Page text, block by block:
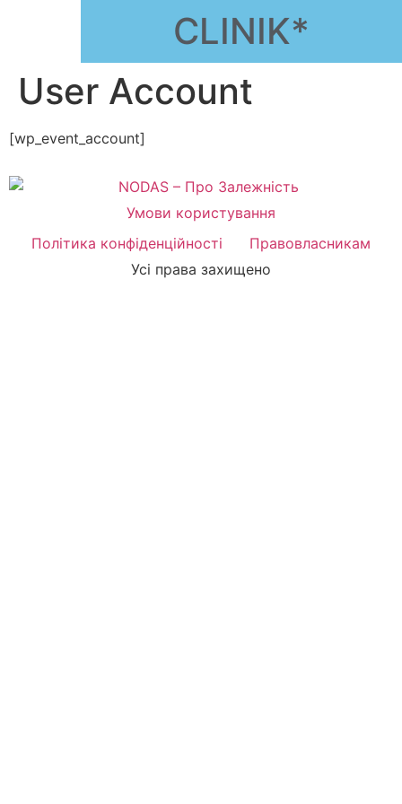
CLINIK*
User Account
[wp_event_account]
Умови користування
Політика конфіденційності
Правовласникам
Усі права захищено